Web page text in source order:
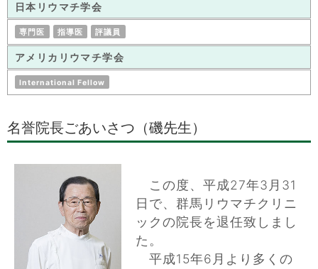
日本リウマチ学会
専門医 指導医 評議員
アメリカリウマチ学会
International Fellow
名誉院長ごあいさつ（磯先生）
この度、平成27年3月31
日で、群馬リウマチクリニ
ックの院長を退任致しまし
た。
平成15年6月より多くの